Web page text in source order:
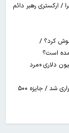
/ ارکستری رهبر دائم
۳۶۰» عادل را خاموش کرد؟ /
است؟
جهانی؛ رکوردشکنی بی‌سابقه ۱۶۸ میلیون دلاری «مرد
عاقبت عجیب واعظ تلویزیون؛ مجری «کلید اسرار» فراری شد / جایزه ۵۰۰